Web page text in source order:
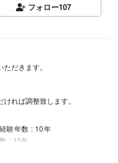
フォロー107
だきます。
れば調整致します。
経験年数 : 10年
: 10年